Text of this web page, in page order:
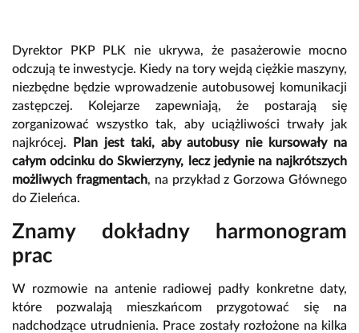
Dyrektor PKP PLK nie ukrywa, że pasażerowie mocno
odczują te inwestycje. Kiedy na tory wejdą ciężkie maszyny,
niezbędne będzie wprowadzenie autobusowej komunikacji
zastępczej. Kolejarze zapewniają, że postarają się
zorganizować wszystko tak, aby uciążliwości trwały jak
najkrócej.
Plan jest taki, aby autobusy nie kursowały na
całym odcinku do Skwierzyny, lecz jedynie na najkrótszych
możliwych fragmentach, na przykład z Gorzowa Głównego
do Zieleńca.
Znamy dokładny harmonogram
prac
W rozmowie na antenie radiowej padły konkretne daty,
które pozwalają mieszkańcom przygotować się na
nadchodzące utrudnienia. Prace zostały rozłożone na kilka